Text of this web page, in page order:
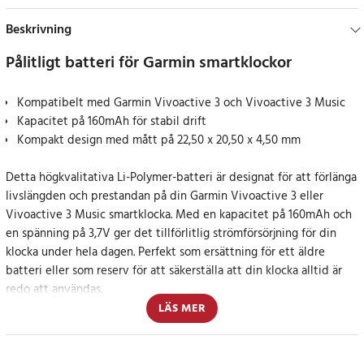
Beskrivning
Pålitligt batteri för Garmin smartklockor
Kompatibelt med Garmin Vivoactive 3 och Vivoactive 3 Music
Kapacitet på 160mAh för stabil drift
Kompakt design med mått på 22,50 x 20,50 x 4,50 mm
Detta högkvalitativa Li-Polymer-batteri är designat för att förlänga
livslängden och prestandan på din Garmin Vivoactive 3 eller
Vivoactive 3 Music smartklocka. Med en kapacitet på 160mAh och
en spänning på 3,7V ger det tillförlitlig strömförsörjning för din
klocka under hela dagen. Perfekt som ersättning för ett äldre
batteri eller som reserv för att säkerställa att din klocka alltid är
redo att användas.
För längre batteritid och pålitlig prestanda
LÄS MER